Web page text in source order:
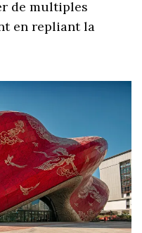
de multiples
en repliant la